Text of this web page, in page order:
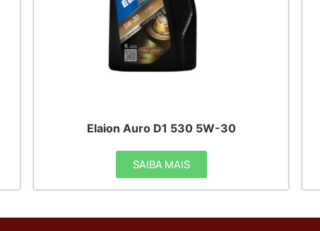
Elaion Auro D1 530 5W-30
SAIBA MAIS